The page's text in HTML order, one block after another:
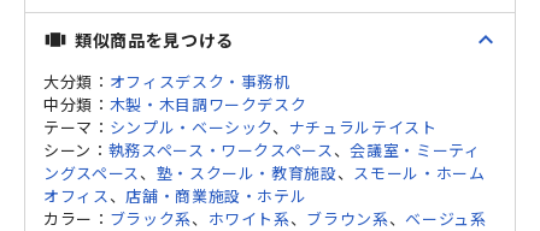
view_carousel 類似商品を見つける expand_less
大分類： オフィスデスク・事務机
中分類： 木製・木目調ワークデスク
テーマ： シンプル・ベーシック、 ナチュラルテイスト
シーン： 執務スペース・ワークスペース 、会議室・ミーティ
ングスペース 、 塾・スクール・教育施設、 スモール・ホーム
オフィス 、 店舗・商業施設・ホテル
カラー： ブラック系、 ホワイト系、 ブラウン系、 ベージュ系